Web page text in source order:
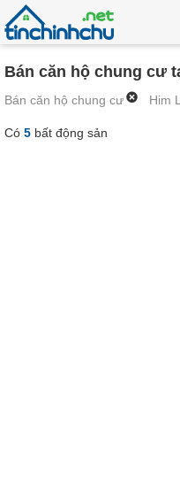
Bán căn hộ chung cư
Bán căn hộ chung cư Him
Có 5 bất động sản